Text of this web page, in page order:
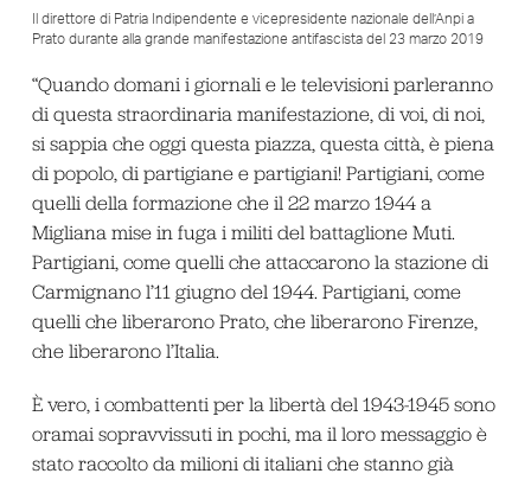
Il direttore di Patria Indipendente e vicepresidente nazionale dell’Anpi a
Prato durante alla grande manifestazione antifascista del 23 marzo 2019
“Quando domani i giornali e le televisioni parleranno
di questa straordinaria manifestazione, di voi, di noi,
si sappia che oggi questa piazza, questa città, è piena
di popolo, di partigiane e partigiani! Partigiani, come
quelli della formazione che il 22 marzo 1944 a
Migliana mise in fuga i militi del battaglione Muti.
Partigiani, come quelli che attaccarono la stazione di
Carmignano l’11 giugno del 1944. Partigiani, come
quelli che liberarono Prato, che liberarono Firenze,
che liberarono l’Italia.
È vero, i combattenti per la libertà del 1943-1945 sono
oramai sopravvissuti in pochi, ma il loro messaggio è
stato raccolto da milioni di italiani che stanno già